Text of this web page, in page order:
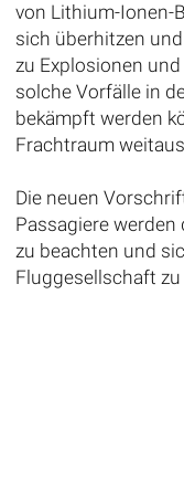
von Lithium-Ionen-
sich überhitzen
zu Explosionen
solche Vorfälle in
bekämpft werden
Frachtraum
Die neuen
Passagiere
zu beachten und
Fluggesellschaft zu